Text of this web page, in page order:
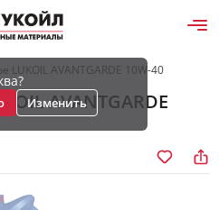
Изменить
LUKOIL AVANTGARDE 10W-40
AVANTGARDE